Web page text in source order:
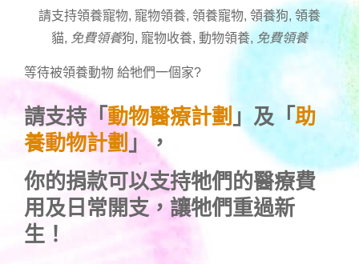
請支持領養寵物, 寵物領養, 領養寵物, 領養狗, 領養
貓, 免費領養狗, 寵物收養, 動物領養, 免費領養
等待被領養動物 給牠們一個家?
請支持「動物醫療計劃 」及「 助
養動物計劃 」，
你的捐款可以支持牠們的醫療費
用及日常開支，讓牠們重過新
生！